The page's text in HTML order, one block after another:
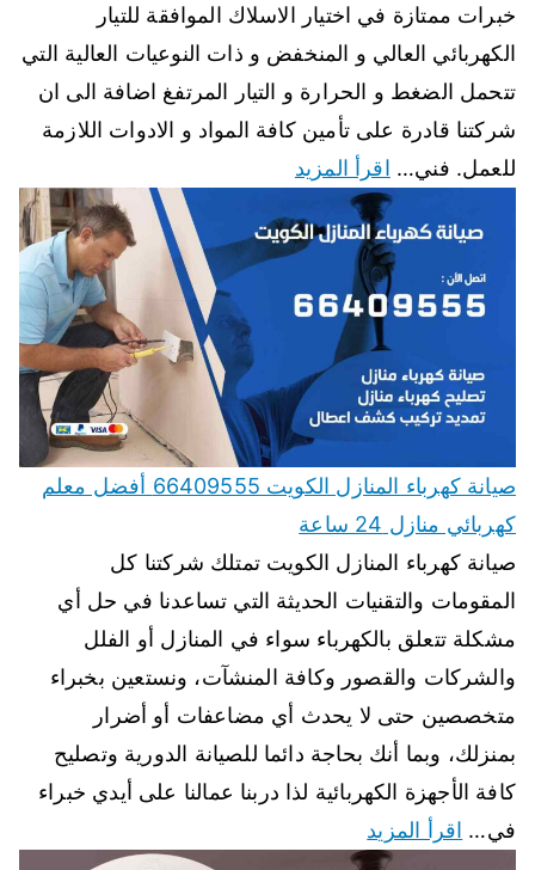
خبرات ممتازة في اختيار الاسلاك الموافقة للتيار
الكهربائي العالي و المنخفض و ذات النوعيات العالية التي
تتحمل الضغط و الحرارة و التيار المرتفغ اضافة الى ان
شركتنا قادرة على تأمين كافة المواد و الادوات اللازمة
للعمل. فني… اقرأ المزيد
صيانة كهرباء المنازل الكويت 66409555 أفضل معلم
كهربائي منازل 24 ساعة
صيانة كهرباء المنازل الكويت تمتلك شركتنا كل
المقومات والتقنيات الحديثة التي تساعدنا في حل أي
مشكلة تتعلق بالكهرباء سواء في المنازل أو الفلل
والشركات والقصور وكافة المنشآت، ونستعين بخبراء
متخصصين حتى لا يحدث أي مضاعفات أو أضرار
بمنزلك، وبما أنك بحاجة دائما للصيانة الدورية وتصليح
كافة الأجهزة الكهربائية لذا دربنا عمالنا على أيدي خبراء
في… اقرأ المزيد